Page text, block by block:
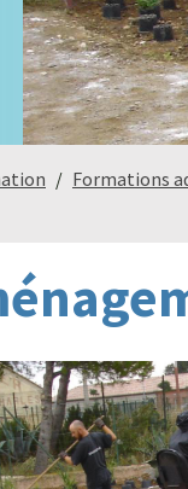
Formations